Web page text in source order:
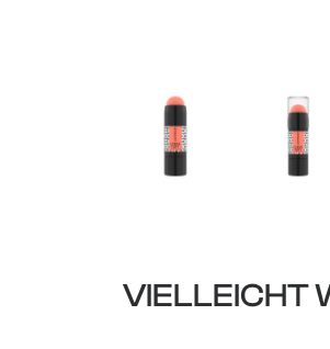
VIELLEICHT